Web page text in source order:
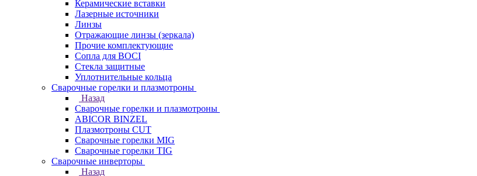
Керамические вставки
Лазерные источники
Линзы
Отражающие линзы (зеркала)
Прочие комплектующие
Сопла для BOCI
Стекла защитные
Уплотнительные кольца
Сварочные горелки и плазмотроны
Назад
Сварочные горелки и плазмотроны
ABICOR BINZEL
Плазмотроны CUT
Сварочные горелки MIG
Сварочные горелки TIG
Сварочные инверторы
Назад